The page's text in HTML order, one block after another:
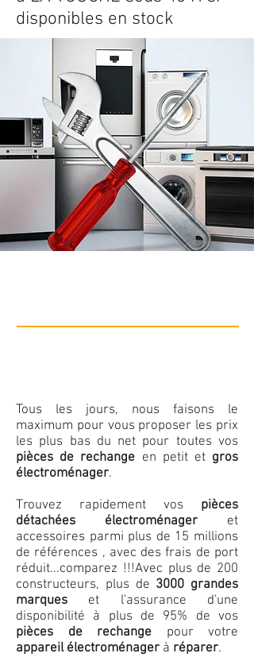
disponibles en stock
Tous les jours, nous faisons le
maximum pour vous proposer les prix
les plus bas du net pour toutes vos
pièces de rechange en petit et gros
électroménager.
Trouvez rapidement vos pièces
détachées électroménager et
accessoires parmi plus de 15 millions
de références , avec des frais de port
réduit...comparez !!!Avec plus de 200
constructeurs, plus de 3000 grandes
marques et l'assurance d'une
disponibilité à plus de 95% de vos
pièces de rechange pour votre
appareil électroménager à réparer.